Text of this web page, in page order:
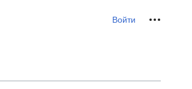
Войти Персональные